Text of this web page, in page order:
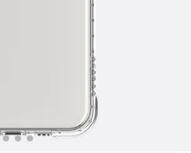
o modelo certo?
Proteção: Alta